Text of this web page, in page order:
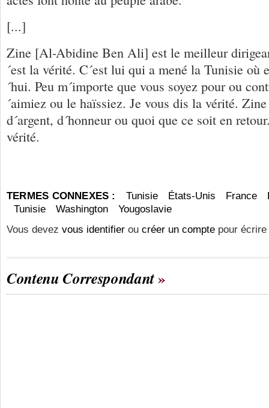
[...]
Zine [Al-Abidine Ben Ali] est le meilleur
´est la vérité. C´est lui qui a mené la Tunisie où
´hui. Peu m´importe que vous soyez pour ou
´aimiez ou le haïssiez. Je vous dis la vérité.
d´argent, d´honneur ou quoi que ce soit en
vérité.
TERMES CONNEXES : Tunisie États-Unis France
Tunisie
Washington
Yougoslavie
Vous devez vous identifier ou créer un compte pour
Contenu Correspondant